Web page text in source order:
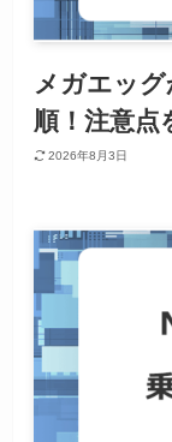
メガエッ
順！注意点
2026年8月3日